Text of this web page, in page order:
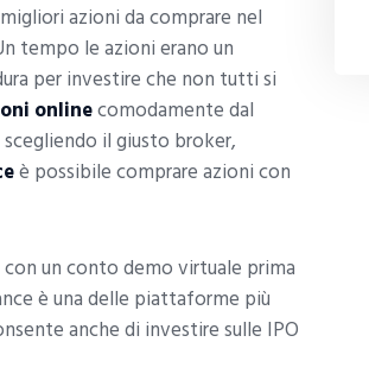
azioni da comprare nel
tempo le azioni erano un
per investire che non tutti si
onlinecomodamente dal
il giusto broker,
è possibile comprare azioni con
un conto demo virtuale prima
è una delle piattaforme più
anche di investire sulle IPO